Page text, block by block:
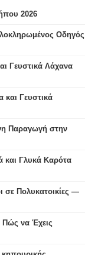
2026
Οδηγός
Γευστικά Λάχανα
και Γευστικά
Παραγωγή στην
και Γλυκά Καρότα
σε Πολυκατοικίες —
Πώς να Έχεις